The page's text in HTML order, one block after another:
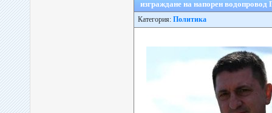
изграждане на напорен водопровод
Категория: Политика